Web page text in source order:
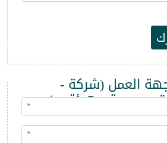
العمل (شركة -
- مديرية - هيئة ...)
*
*